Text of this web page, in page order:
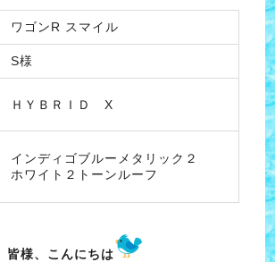
ワゴンR スマイル
S様
ＨＹＢＲＩＤ X
インディゴブルーメタリック２
ホワイト２トーンルーフ
皆様、こんにちは